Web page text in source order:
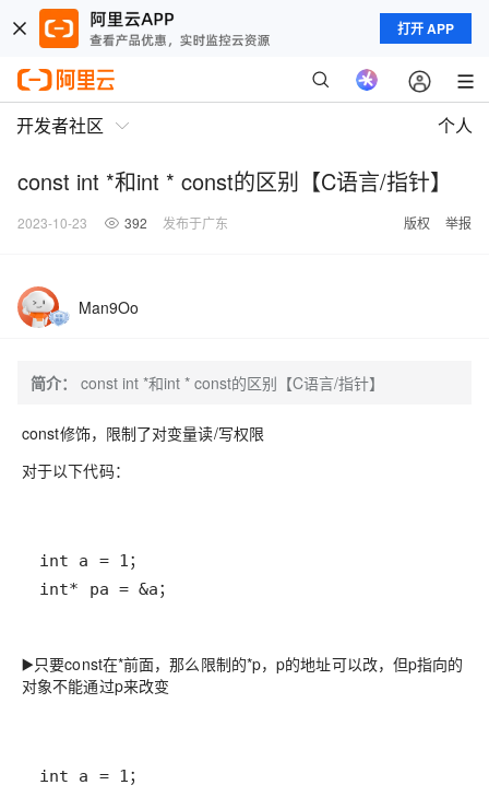
打开 APP
开发者社区 个人
const int *和int * const的区别【C语言/指针】
2023-10-23 392 发布于广东 版权 举报
Man9Oo
简介： const int *和int * const的区别【C语言/指针】
const修饰，限制了对变量读/写权限
对于以下代码：
int* pa = &a；
▶️只要const在*前面，那么限制的*p，p的地址可以改，但p指向的
对象不能通过p来改变